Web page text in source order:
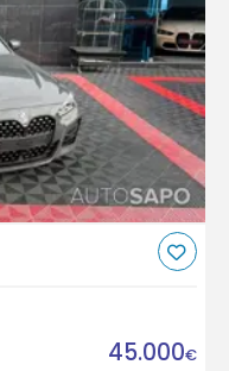
45.000€